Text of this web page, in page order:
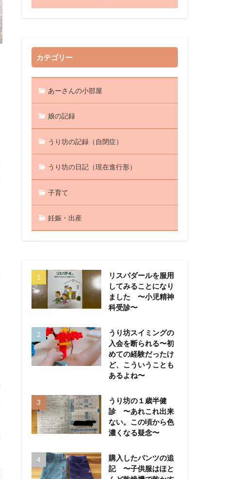
カテゴリー
あーさんの小部屋
娘の記録
うり坊の記録（自閉症）
うり坊の日記（現在進行形）
子育て
妊娠・出産
リスパダールを服用
してみることになり
ました 〜小児精神
科受診〜
うり坊スイミングの
入会を断られる〜初
めての経験だったけ
ど、こういうことも
あるよね〜
うり坊の１歳半健
診 〜あれこれ出来
ない。この頃から色
濃くなる疑念〜
購入したパンツの追
記 〜子供服はほと